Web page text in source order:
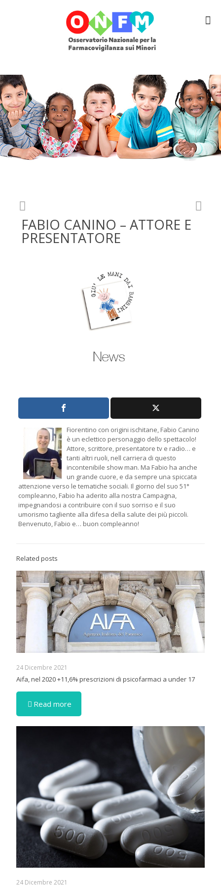
FABIO CANINO – ATTORE E
PRESENTATORE
Fiorentino con origini ischitane, Fabio Canino
è un eclettico personaggio dello spettacolo!
Attore, scrittore, presentatore tv e radio… e
tanti altri ruoli, nell carriera di questo
incontenibile show man. Ma Fabio ha anche
un grande cuore, e da sempre una spiccata
attenzione verso le tematiche sociali. Il giorno del suo 51°
compleanno, Fabio ha aderito alla nostra Campagna,
impegnandosi a contribuire con il suo sorriso e il suo
umorismo tagliente alla difesa della salute dei più piccoli.
Benvenuto, Fabio e… buon compleanno!
Related posts
24 Dicembre 2021
Aifa, nel 2020 +11,6% prescrizioni di psicofarmaci a under 17
Read more
24 Dicembre 2021